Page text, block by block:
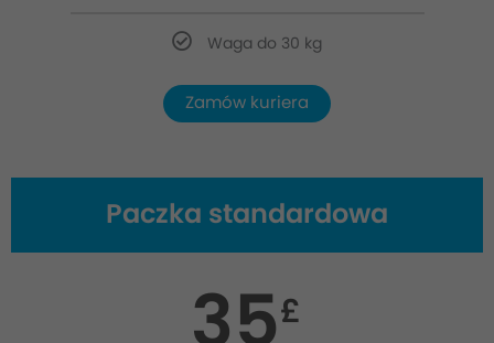
Waga do 30 kg
Zamów kuriera
Paczka standardowa
35£